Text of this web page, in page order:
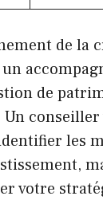
de la
de
Un
les
votre